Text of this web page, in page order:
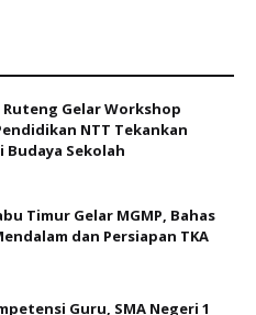
Ruteng Gelar Workshop
NTT Tekankan
Budaya Sekolah
Timur Gelar MGMP, Bahas
dan Persiapan TKA
Guru, SMA Negeri 1